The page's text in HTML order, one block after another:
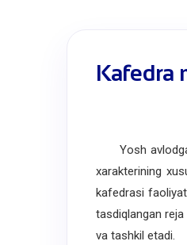
Kafedra
Yosh avlodga
xarakterining
kafedrasi
tasdiqlangan
va tashkil etadi.